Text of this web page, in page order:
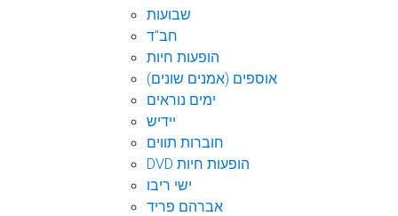
שבועות
חב"ד
הופעות חיות
אוספים (אמנים שונים)
ימים נוראים
יידיש
חוברות תווים
DVD הופעות חיות
ישי ריבו
אברהם פריד